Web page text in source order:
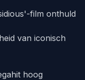
film onthuld
van iconisch
hoog